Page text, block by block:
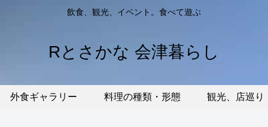
飲食、観光、イベント。食べて遊ぶ
Rとさかな 会津暮らし
外食ギャラリー 料理の種類・形態 観光、店巡り